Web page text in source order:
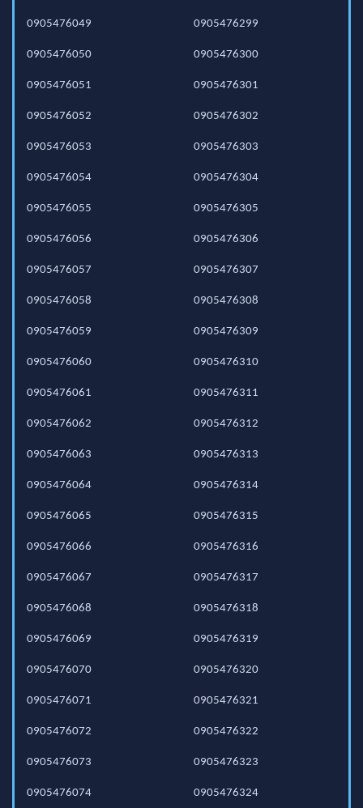
0905476049
0905476050
0905476051
0905476052
0905476053
0905476054
0905476055
0905476056
0905476057
0905476058
0905476059
0905476060
0905476061
0905476062
0905476063
0905476064
0905476065
0905476066
0905476067
0905476068
0905476069
0905476070
0905476071
0905476072
0905476073
0905476074
0905476299
0905476300
0905476301
0905476302
0905476303
0905476304
0905476305
0905476306
0905476307
0905476308
0905476309
0905476310
0905476311
0905476312
0905476313
0905476314
0905476315
0905476316
0905476317
0905476318
0905476319
0905476320
0905476321
0905476322
0905476323
0905476324